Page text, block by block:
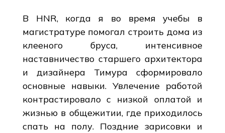
В HNR, когда я во время учебы в
магистратуре помогал строить дома из
клееного бруса, интенсивное
наставничество старшего архитектора
и дизайнера Тимура сформировало
основные навыки. Увлечение работой
контрастировало с низкой оплатой и
жизнью в общежитии, где приходилось
спать на полу. Поздние зарисовки и